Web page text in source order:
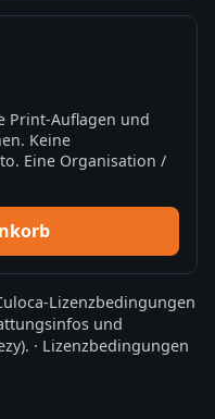
Print-Auflagen und
Keine
Eine Organisation /
Lizenzbedingungen
und
· Lizenzbedingungen